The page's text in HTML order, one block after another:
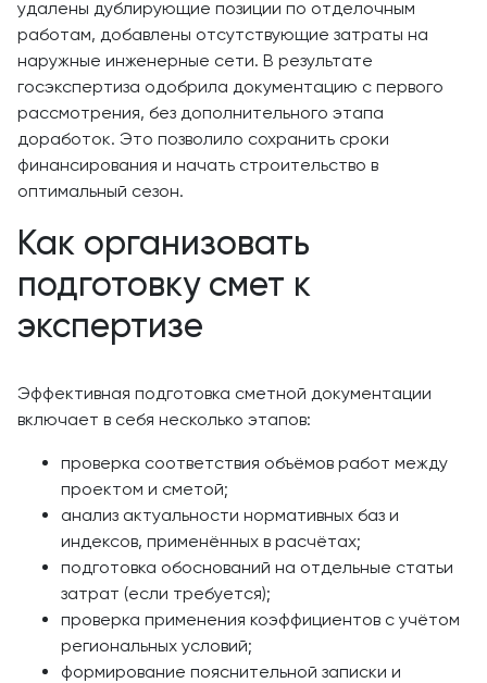
удалены дублирующие позиции по отделочным
работам, добавлены отсутствующие затраты на
наружные инженерные сети. В результате
госэкспертиза одобрила документацию с первого
рассмотрения, без дополнительного этапа
доработок. Это позволило сохранить сроки
финансирования и начать строительство в
оптимальный сезон.
Как организовать
подготовку смет к
экспертизе
Эффективная подготовка сметной документации
включает в себя несколько этапов:
проверка соответствия объёмов работ между
проектом и сметой;
анализ актуальности нормативных баз и
индексов, применённых в расчётах;
подготовка обоснований на отдельные статьи
затрат (если требуется);
проверка применения коэффициентов с учётом
региональных условий;
формирование пояснительной записки и